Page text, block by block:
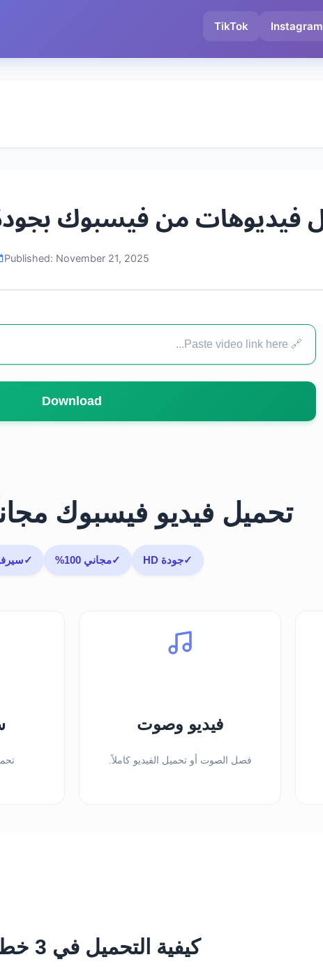
TikTok Instagram
Published: November 21, 2025
Download
تحميل فيديو فيسبوك
✓جودة HD ✓مجاني 100% ✓
فيديو وصوت
فصل الصوت أو تحميل الفيديو كاملاً.
كيفية التحميل في 3 خطوات